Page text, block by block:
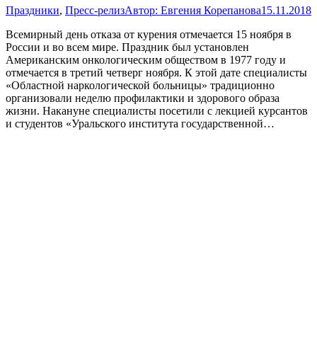
Праздники, Пресс-релизАвтор: Евгения Корепанова15.11.2018
Всемирный день отказа от курения отмечается 15 ноября в
России и во всем мире. Праздник был установлен
Американским онкологическим обществом в 1977 году и
отмечается в третий четверг ноября. К этой дате специалисты
«Областной наркологической больницы» традиционно
организовали неделю профилактики и здорового образа
жизни. Накануне специалисты посетили с лекцией курсантов
и студентов «Уральского института государственной…